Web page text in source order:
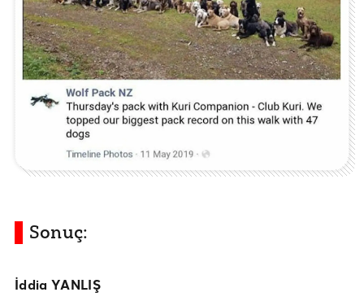
Sonuç:
İddia YANLIŞ